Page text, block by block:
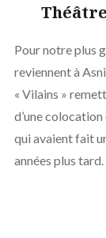
Pour notre plus
reviennent à
« Vilains »
d’une
qui avaient fait
années plus tard.